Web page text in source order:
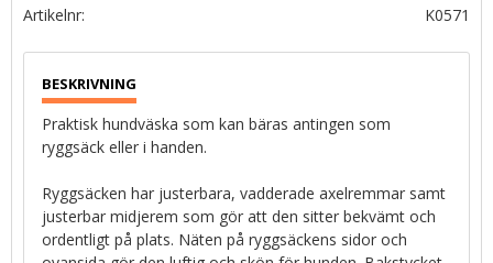
Artikelnr
K0571
Praktisk hundväska som kan bäras antingen som
ryggsäck eller i handen.
Ryggsäcken har justerbara, vadderade axelremmar samt
justerbar midjerem som gör att den sitter bekvämt och
ordentligt på plats. Näten på ryggsäckens sidor och